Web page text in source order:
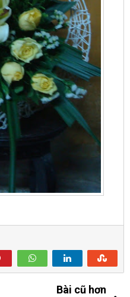
Bài cũ hơn